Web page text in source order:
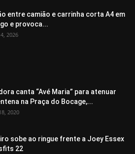
entre camião e carrinha corta A4 em
e provoca...
2026
canta “Avé Maria” para atenuar
na Praça do Bocage,...
2020
sobe ao ringue frente a Joey Essex
22